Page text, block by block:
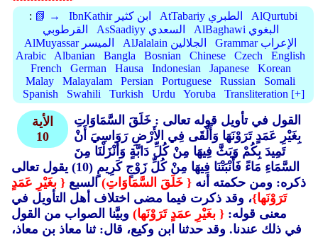
: 📗 → IbnKathir ابن كثير AtTabariy الطبري
AlQurtubi
القرطوبي
AsSaadiyy السعدي
AlBaghawi البغوي
AlMuyassar الميسر
AlJalalain الجلالين
Grammar الإعراب
Arabic
Albanian Bangla Bosnian Chinese Czech
English
French
German Hausa Indonesian Japanese
Korean
Malay
Malayalam Persian Portuguese Russian
Somali
Spanish
Swahili Turkish Urdu Yoruba Transliteration [+]
الأية
10
القول في تأويل قوله تعالى : خَلَقَ السَّمَاوَاتِ
بِغَيْرِ عَمَدٍ تَرَوْنَهَا وَأَلْقَى فِي الأَرْضِ رَوَاسِيَ أَنْ
تَمِيدَ بِكُمْ وَبَثَّ فِيهَا مِنْ كُلِّ دَابَّةٍ وَأَنْزَلْنَا مِنَ
السَّمَاءِ مَاءً فَأَنْبَتْنَا فِيهَا مِنْ كُلِّ زَوْجٍ كَرِيمٍ (10)
يقول تعالى
ذكره: ومن حكمته أنه { خَلَقَ السَّمَاوَاتِ) السبع { بغَيْرِ عَمَدٍ
تَرَوْنَها}، وقد ذكرت فيما مضى اختلاف أهل التأويل في
معنى قوله: { بغَيْرِ عمَدٍ تَرَوْنَها) وبيَّنا الصواب من القول
في ذلك عندنا. وقد حدثنا ابن وكيع، قال: ثنا معاذ بن معاذ،